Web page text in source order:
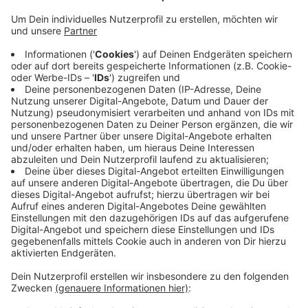
Im vergangenen Jahr war es der Gemeinde wegen des
bundesweiten Fachkräftemangels nicht gelungen
offene Stellen wieder zu besetzen. Mit viel Einsatz
und der Hilfe der DLRG Ortsgruppe gelang es dem
kleinen Team trotzdem die gewohnten
Öffnungszeiten aufrecht zu erhalten. Bei den
Mitarbeitern sammelten sich dadurch allerdings
Überstunden und Resturlaubstage an. Um diese
abzubauen, entschloss sich die Gemeinde zu den
heute endenden Betriebsferien.
Anzeige